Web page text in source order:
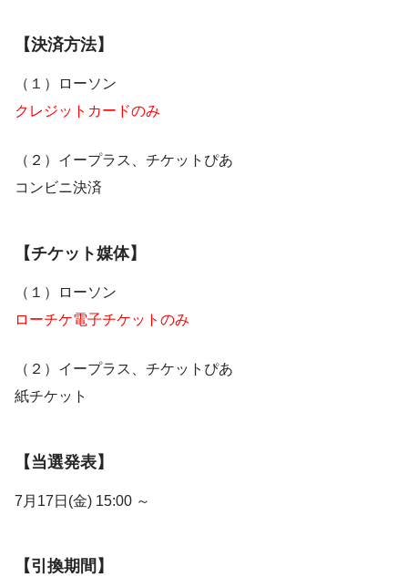
【決済方法】
（１）ローソン
クレジットカードのみ
（２）イープラス、チケットぴあ
コンビニ決済
【チケット媒体】
（１）ローソン
ローチケ電子チケットのみ
（２）イープラス、チケットぴあ
紙チケット
【当選発表】
7月17日(金) 15:00 ～
【引換期間】